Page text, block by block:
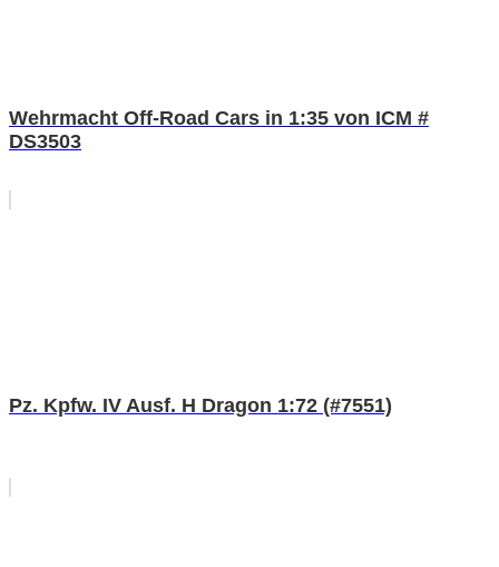
Wehrmacht Off-Road Cars in 1:35 von ICM #
DS3503
Pz. Kpfw. IV Ausf. H Dragon 1:72 (#7551)